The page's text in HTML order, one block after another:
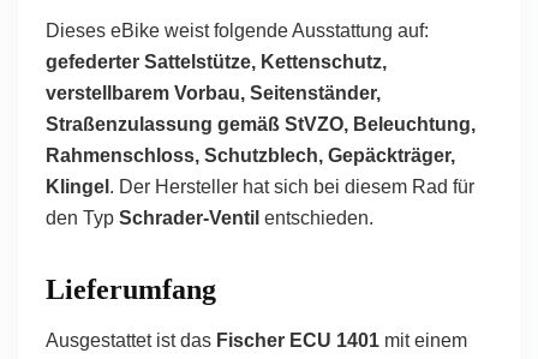
Dieses eBike weist folgende Ausstattung auf:
gefederter Sattelstütze, Kettenschutz,
verstellbarem Vorbau, Seitenständer,
Straßenzulassung gemäß StVZO, Beleuchtung,
Rahmenschloss, Schutzblech, Gepäckträger,
Klingel . Der Hersteller hat sich bei diesem Rad für
den Typ Schrader-Ventil entschieden.
Lieferumfang
Ausgestattet ist das Fischer ECU 1401mit einem